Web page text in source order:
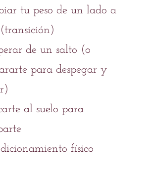
tu peso de un lado a
de un salto (o
para despegar y
al suelo para
físico